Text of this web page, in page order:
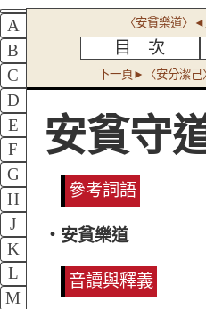
A
B
C
D
E
F
G
H
J
K
L
M
〈安貧樂道〉
目 次
下一頁►〈安分潔己
安貧守
參考詞語
‧安貧樂道
音讀與釋義